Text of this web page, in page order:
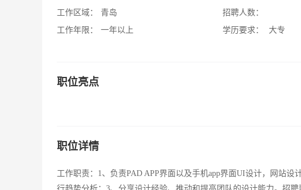
工作区域：
青岛
工作年限：
一年以上
招聘人数：
学历要求：
大专
职位亮点
职位详情
工作职责：1、负责PAD APP界面以及手机app界面UI设计，网站